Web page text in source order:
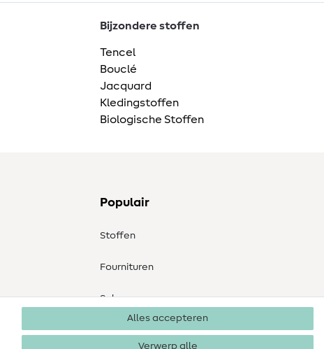
Bijzondere stoffen
Tencel
Bouclé
Jacquard
Kledingstoffen
Biologische Stoffen
Populair
Stoffen
Fournituren
Sale
Alles accepteren
Verwerp alle